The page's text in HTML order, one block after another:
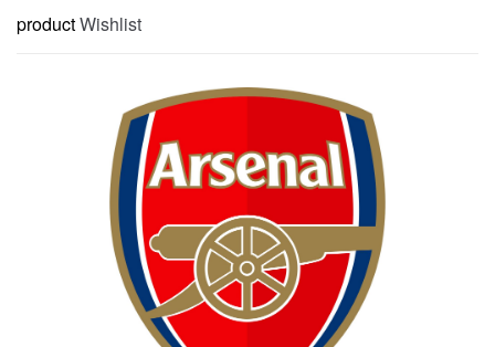
productWishlist